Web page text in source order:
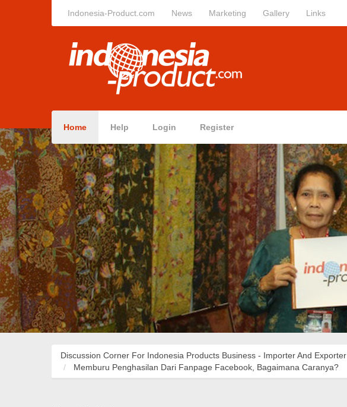
Indonesia-Product.com News Marketing Gallery Links
Home Help Login Register
Discussion Corner For Indonesia Products Business - Importer And Exporter
Memburu Penghasilan Dari Fanpage Facebook, Bagaimana Caranya?